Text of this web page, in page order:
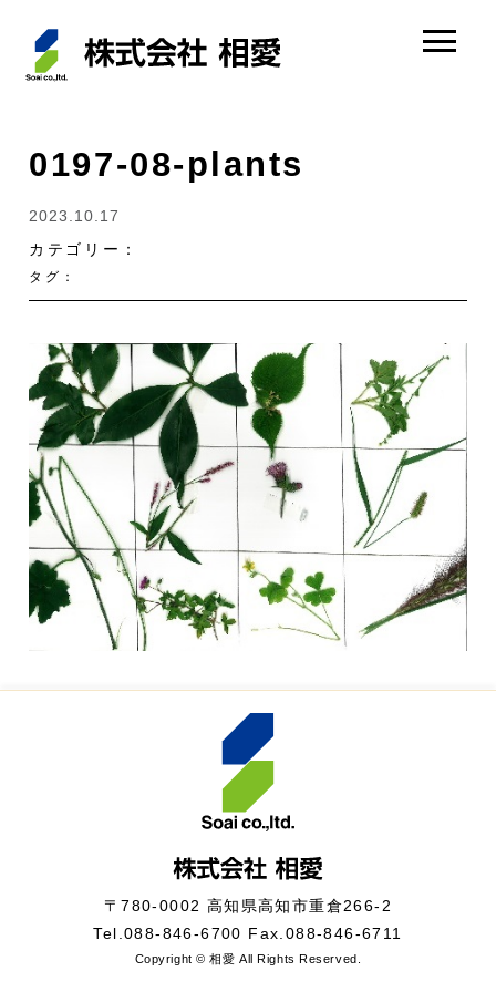
0197-08-plants
2023.10.17
カテゴリー：
タグ：
〒780-0002 高知県高知市重倉266-2
Tel. 088-846-6700 Fax.088-846-6711
Copyright © 相愛 All Rights Reserved.